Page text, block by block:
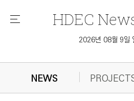
메
HDEC
2026년 08월 9일
NEWS